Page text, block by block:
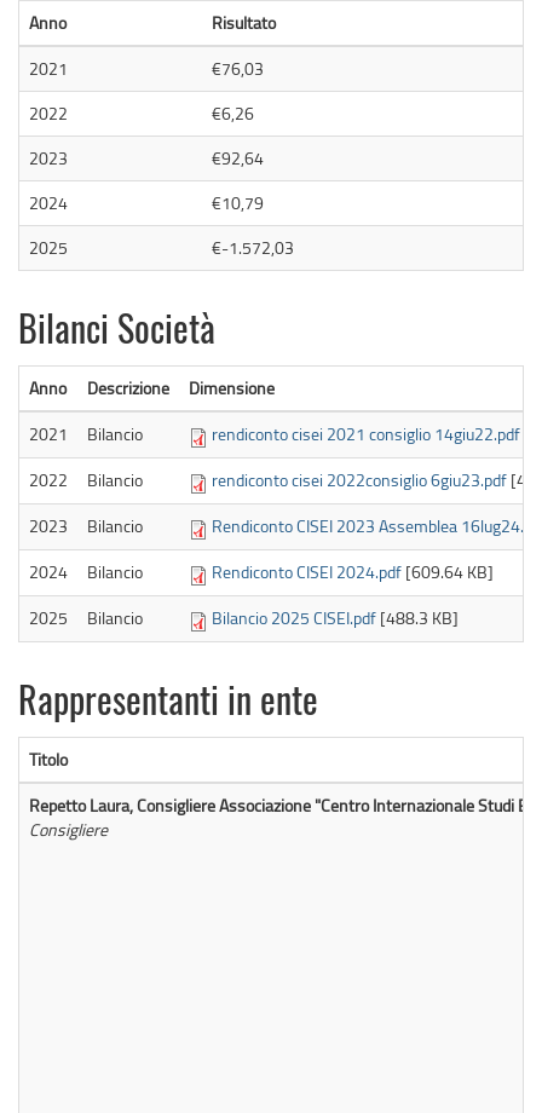
Anno
Risultato
2021
€76,03
2022
€6,26
2023
€92,64
2024
€10,79
2025
€-1.572,03
Bilanci Società
Anno Descrizione
Dimensione
2021
Bilancio rendiconto cisei 2021 consiglio 14giu22.pdf
2022
Bilancio rendiconto cisei 2022consiglio 6giu23.pdf
2023
Bilancio
Rendiconto CISEI 2023 Assemblea
2024
Bilancio Rendiconto CISEI 2024.pdf [609.64 KB]
2025
Bilancio Bilancio 2025 CISEI.pdf [488.3 KB]
Rappresentanti in ente
Titolo
Repetto Laura, Consigliere Associazione "Centro Internazionale Studi
Consigliere